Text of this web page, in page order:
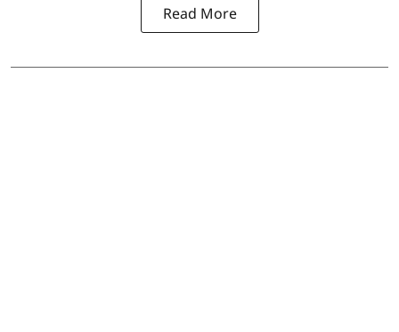
Read More